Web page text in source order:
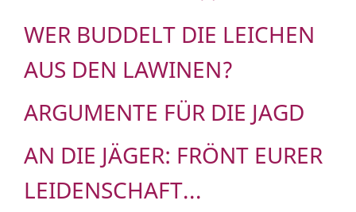
WER BUDDELT DIE LEICHEN
AUS DEN LAWINEN?
ARGUMENTE FÜR DIE JAGD
AN DIE JÄGER: FRÖNT EURER
LEIDENSCHAFT...